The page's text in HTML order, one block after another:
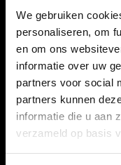
We gebruiken
personaliseren, om
en om ons
informatie over uw
partners voor social
partners kunnen
informatie die u aan
verzameld op basis
✓ Zwart/oranje
✓
Ideaal voor
Producttype:
Geschikt voor:
Vaste
Uitvoering: Phil Taylor